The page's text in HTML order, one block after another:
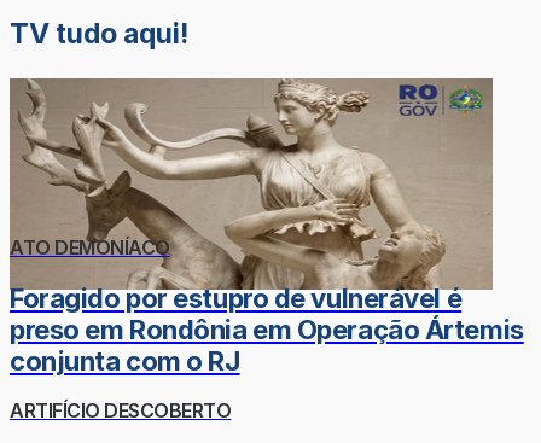
TV tudo aqui!
ATO DEMONÍACO
Foragido por estupro de vulnerável é
preso em Rondônia em Operação Ártemis
conjunta com o RJ
ARTIFÍCIO DESCOBERTO